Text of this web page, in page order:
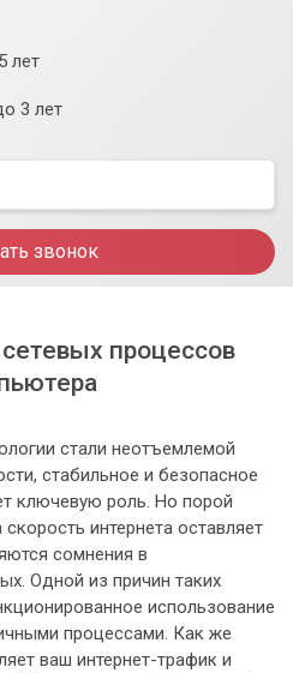
лет
3 лет
звонок
процессов
стали неотъемлемой
стабильное и безопасное
ключевую роль. Но порой
интернета оставляет
сомнения в
Одной из причин таких
использование
процессами. Как же
ваш интернет-трафик и